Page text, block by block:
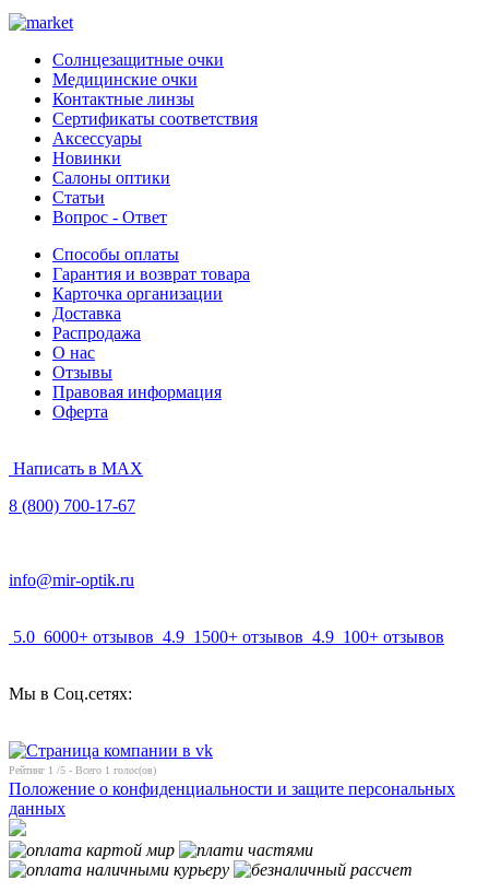
Солнцезащитные очки
Медицинские очки
Контактные линзы
Сертификаты соответствия
Аксессуары
Новинки
Салоны оптики
Статьи
Вопрос - Ответ
Способы оплаты
Гарантия и возврат товара
Карточка организации
Доставка
Распродажа
О нас
Отзывы
Правовая информация
Оферта
Написать в MAX
8 (800) 700-17-67
info@mir-optik.ru
5.0 6000+ отзывов 4.9 1500+ отзывов 4.9 100+ отзывов
Мы в Соц.сетях:
Рейтинг 1 /5 - Всего 1 голос(ов)
Положение о конфиденциальности и защите персональных
данных